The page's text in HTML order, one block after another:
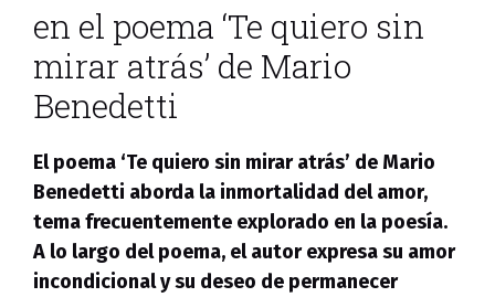
en el poema ‘Te quiero sin
mirar atrás’ de Mario
Benedetti
El poema ‘Te quiero sin mirar atrás’ de Mario
Benedetti aborda la inmortalidad del amor,
tema frecuentemente explorado en la poesía.
A lo largo del poema, el autor expresa su amor
incondicional y su deseo de permanecer